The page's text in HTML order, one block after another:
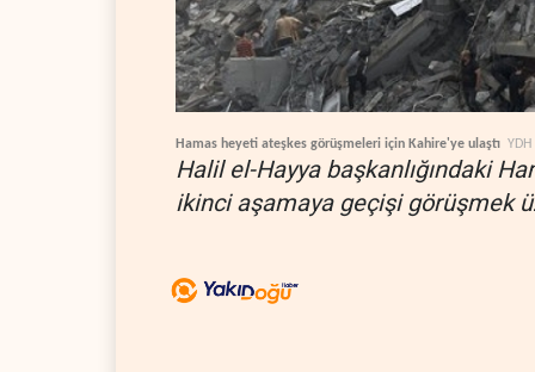
Hamas heyeti ateşkes görüşmeleri için Kahire'ye ulaştı YDH
Halil el-Hayya başkanlığındaki
ikinci aşamaya geçişi görüşmek